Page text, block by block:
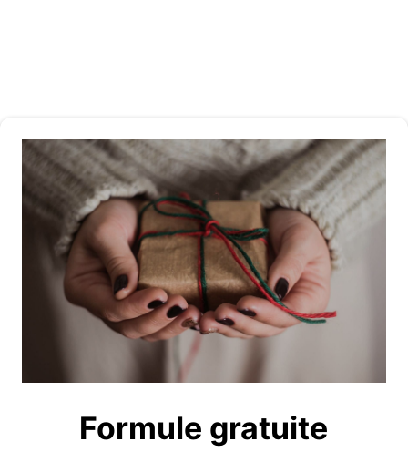
Formule gratuite